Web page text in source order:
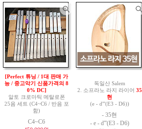
[Perfect 튜닝 / 1대 판매 가
능 / 중고악기 신품가격의 8
0% DC]
알토 크로마틱 메탈로폰
25음 세트 (C4~C6 / 반음 포
함)
C4~C6
독일산 Salem
2. 소프라노 라지 라이어 35
현
(e - d'''(E3 - D6))
- 35현
- e - d'''(E3 - D6)